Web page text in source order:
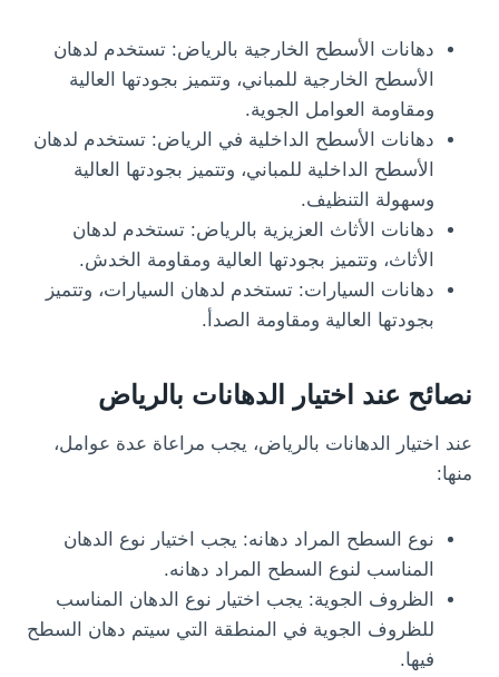
دهانات الأسطح الخارجية بالرياض: تستخدم لدهان
الأسطح الخارجية للمباني، وتتميز بجودتها العالية
ومقاومة العوامل الجوية.
دهانات الأسطح الداخلية في الرياض: تستخدم لدهان
الأسطح الداخلية للمباني، وتتميز بجودتها العالية
وسهولة التنظيف.
دهانات الأثاث العزيزية بالرياض: تستخدم لدهان
الأثاث، وتتميز بجودتها العالية ومقاومة الخدش.
دهانات السيارات: تستخدم لدهان السيارات، وتتميز
بجودتها العالية ومقاومة الصدأ.
نصائح عند اختيار الدهانات بالرياض
عند اختيار الدهانات بالرياض، يجب مراعاة عدة عوامل،
منها:
نوع السطح المراد دهانه: يجب اختيار نوع الدهان
المناسب لنوع السطح المراد دهانه.
الظروف الجوية: يجب اختيار نوع الدهان المناسب
للظروف الجوية في المنطقة التي سيتم دهان السطح
فيها.